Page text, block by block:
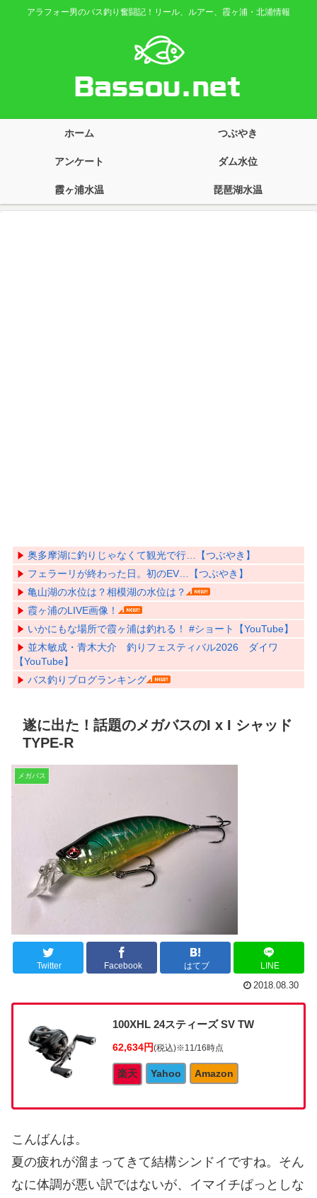
アラフォー男のバス釣り奮闘記！リール、ルアー、霞ヶ浦・北浦情報
ホーム つぶやき
アンケート ダム水位
霞ヶ浦水温 琵琶湖水温
奥多摩湖に釣りじゃなくて観光で行…【つぶやき】
フェラーリが終わった日。初のEV…【つぶやき】
亀山湖の水位は？相模湖の水位は？
霞ヶ浦のLIVE画像！
いかにもな場所で霞ヶ浦は釣れる！ #ショート【YouTube】
並木敏成・青木大介 釣りフェスティバル2026 ダイワ
【YouTube】
バス釣りブログランキング
遂に出た！話題のメガバスのI x I シャッド
TYPE-R
メガバス
Twitter Facebook はてブ LINE
2018.08.30
100XHL 24スティーズ SV TW
62,634円(税込)※11/16時点
楽天 Yahoo Amazon
こんばんは。
夏の疲れが溜まってきて結構シンドイですね。そん
なに体調が悪い訳ではないが、イマイチぱっとしな